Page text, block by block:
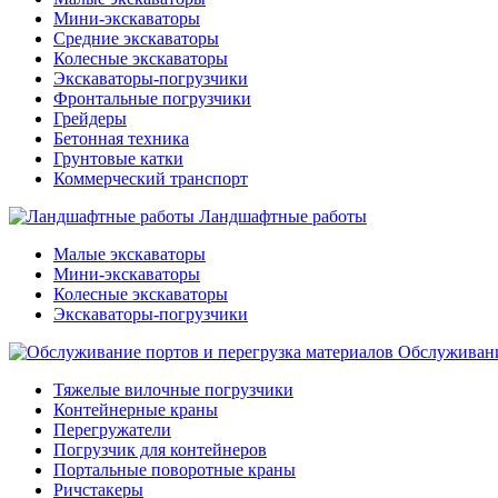
Мини-экскаваторы
Средние экскаваторы
Колесные экскаваторы
Экскаваторы-погрузчики
Фронтальные погрузчики
Грейдеры
Бетонная техника
Грунтовые катки
Коммерческий транспорт
Ландшафтные работы
Малые экскаваторы
Мини-экскаваторы
Колесные экскаваторы
Экскаваторы-погрузчики
Тяжелые вилочные погрузчики
Контейнерные краны
Перегружатели
Погрузчик для контейнеров
Портальные поворотные краны
Ричстакеры